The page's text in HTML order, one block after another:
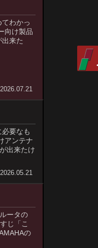
わかっ
向け製品
来た
2026.07.21
要なも
アンテナ
出来たけ
2026.05.21
ータの
じ「こ
の